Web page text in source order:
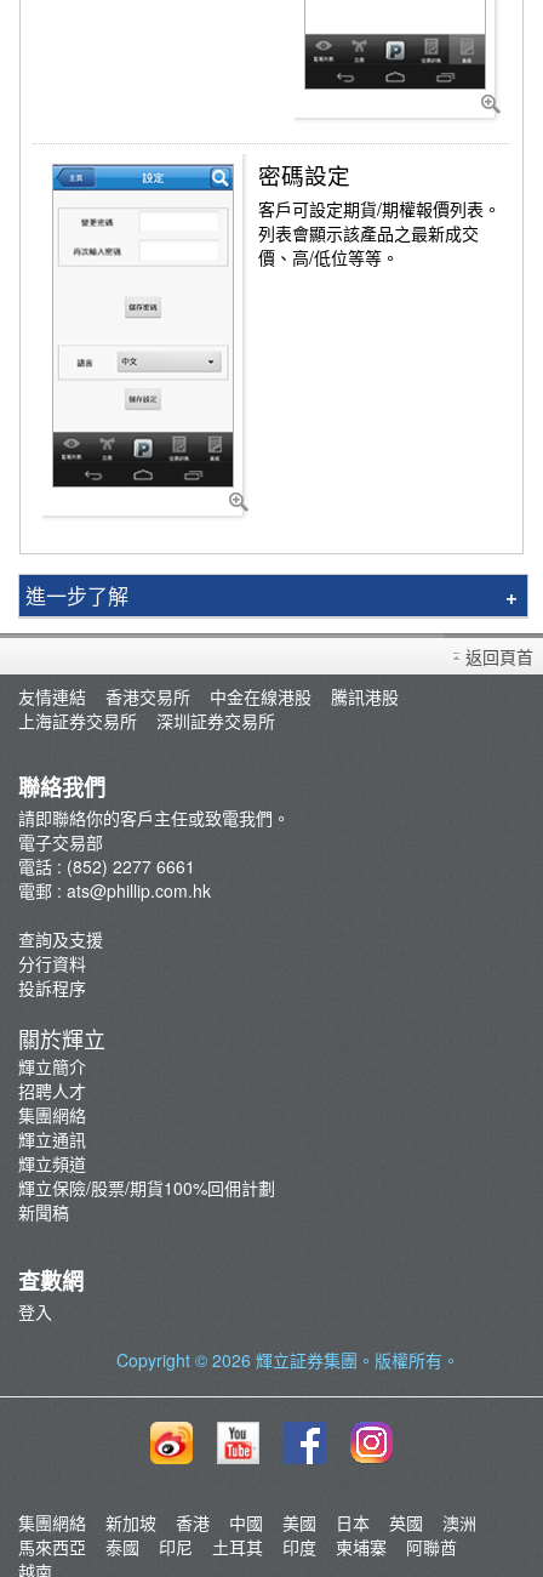
密碼設定
客戶可設定期貨/期權報價列表。
列表會顯示該產品之最新成交
價、高/低位等等。
進一步了解
輝立香港 PHILLIP HK App
POEMS iPhone
POEMS Android
返回頁首
友情連結
香港交易所 中金在線港股
騰訊港股
上海証券交易所
深圳証券交易所
聯絡我們
請即聯絡你的客戶主任或致電我們。
電子交易部
電話 : (852) 2277 6661
電郵 : ats@phillip.com.hk
查詢及支援
分行資料
投訴程序
關於輝立
輝立簡介
招聘人才
集團網絡
輝立通訊
輝立頻道
輝立保險/股票/期貨100%回佣計劃
新聞稿
查數網
登入
Copyright © 2026 輝立証券集團 。版權所有。
集團網絡 新加坡 香港 中國 美國 日本 英國
澳洲
馬來西亞
泰國 印尼 土耳其 印度 柬埔寨
阿聯酋
越南